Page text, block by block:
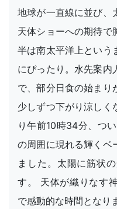
地球が一直線に並び、
天体ショーへの期待で
半は南太平洋上という
にぴったり。水先案内
で、部分日食の始まり
少しずつ下がり涼しく
り午前10時34分、つ
の周囲に現れる輝くベ
ました。太陽に筋状
す。 天体が織りなす
で感動的な時間となり